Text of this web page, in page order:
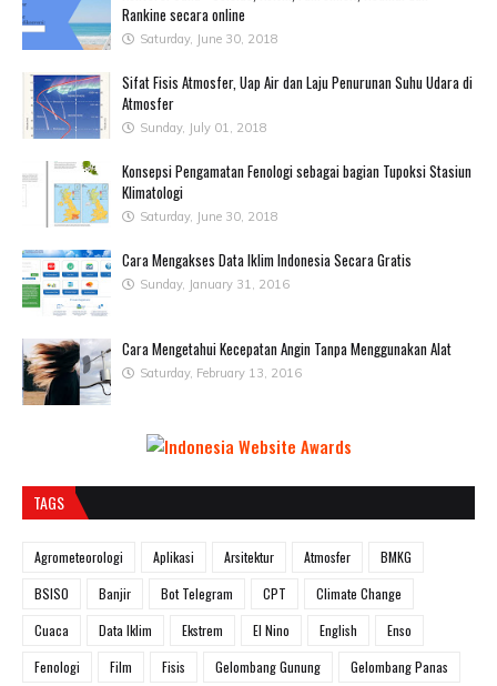
Rankine secara online
Saturday, June 30, 2018
Sifat Fisis Atmosfer, Uap Air dan Laju Penurunan Suhu Udara di
Atmosfer
Sunday, July 01, 2018
Konsepsi Pengamatan Fenologi sebagai bagian Tupoksi Stasiun
Klimatologi
Saturday, June 30, 2018
Cara Mengakses Data Iklim Indonesia Secara Gratis
Sunday, January 31, 2016
Cara Mengetahui Kecepatan Angin Tanpa Menggunakan Alat
Saturday, February 13, 2016
TAGS
Agrometeorologi Aplikasi Arsitektur Atmosfer
BMKG
BSISO
Banjir Bot Telegram CPT
Climate Change
Cuaca
Data Iklim Ekstrem El Nino English
Enso
Fenologi
Film Fisis Gelombang Gunung
Gelombang Panas